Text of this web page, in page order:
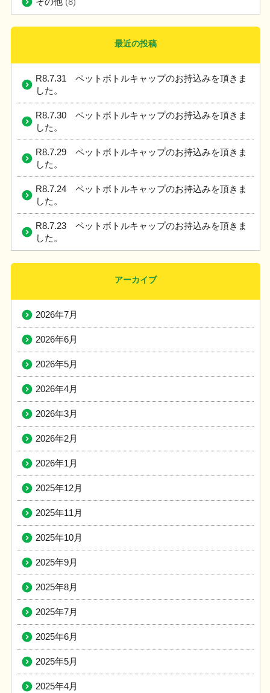
最近の投稿
R8.7.31 ペットボトルキャップのお持込みを頂きま
した。
R8.7.30 ペットボトルキャップのお持込みを頂きま
した。
R8.7.29 ペットボトルキャップのお持込みを頂きま
した。
R8.7.24 ペットボトルキャップのお持込みを頂きま
した。
R8.7.23 ペットボトルキャップのお持込みを頂きま
した。
アーカイブ
2026年7月
2026年6月
2026年5月
2026年4月
2026年3月
2026年2月
2026年1月
2025年12月
2025年11月
2025年10月
2025年9月
2025年8月
2025年7月
2025年6月
2025年5月
2025年4月